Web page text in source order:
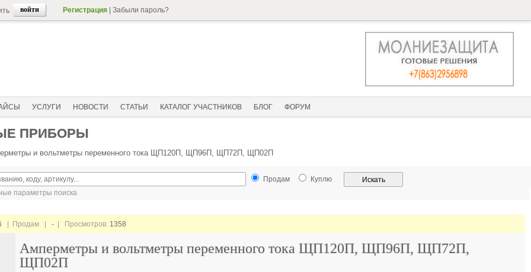
Регистрация Забыли пароль?
УСЛУГИ НОВОСТИ СТАТЬИ КАТАЛОГ УЧАСТНИКОВ БЛОГ ФОРУМ
ПРИБОРЫ
и вольтметры переменного тока ЩП120П, ЩП96П, ЩП72П, ЩП02П
Продам
Куплю
параметры поиска
| Продам | - | Просмотров: 1358
Амперметры и вольтметры переменного тока ЩП120П, ЩП96П, ЩП72П,
ЩП02П